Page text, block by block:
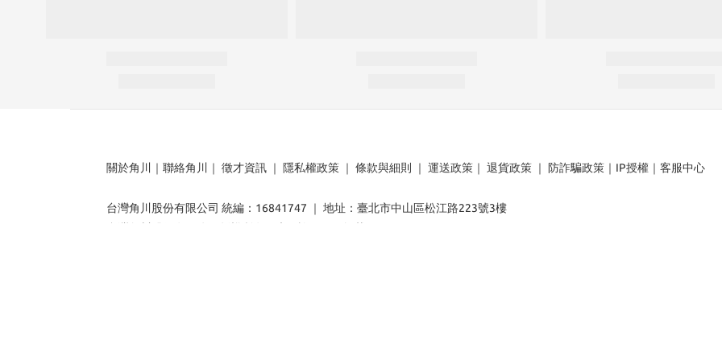
關於角川 ｜ 聯絡角川 ｜ 徵才資訊 ｜ 隱私權政策 ｜ 條款與細則 ｜ 運送政策 ｜ 退貨政策 ｜ 防詐騙政策 ｜ IP授權 ｜ 客服中心
台灣角川股份有限公司 統編：16841747 ｜ 地址：臺北市中山區松江路223號3樓